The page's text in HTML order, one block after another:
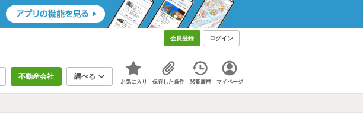
会員登録 ログイン
不動産会社 調べる
お気に入り 保存した条件 閲覧履歴 マイページ